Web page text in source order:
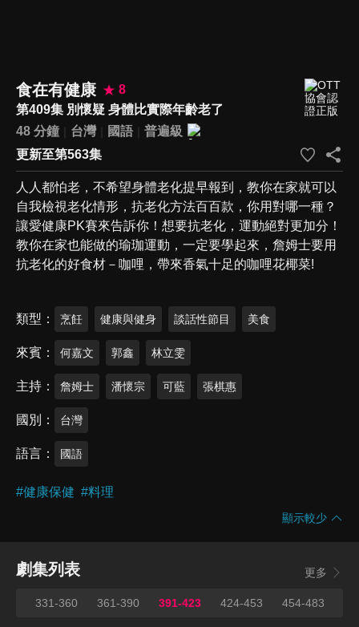
食在有健康
8
第409集 別懷疑 身體比實際年齡老了
48 分鐘
台灣 國語
普遍級
更新至第563集
人人都怕老，不希望身體老化提早報到，教你在家就可以
自我檢視老化情形，抗老化方法百百款，你用對哪一種？
讓愛健康PK賽來告訴你！想要抗老化，運動絕對更加分！
教你在家也能做的瑜珈運動，一定要學起來，詹姆士要用
抗老化的好食材－咖哩，帶來香氣十足的咖哩花椰菜!
類型 烹飪 健康與健身 談話性節目 美食
來賓 何嘉文 郭鑫 林立雯
主持 詹姆士 潘懷宗 可藍 張棋惠
國別 台灣
語言 國語
#健康保健 #料理
顯示較少
劇集列表 更多
331-360 361-390 391-423 424-453 454-483